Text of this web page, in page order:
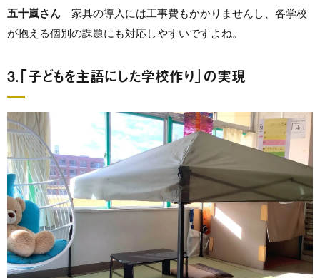
五十嵐さん 家具の導入には工事費もかかりませんし、各学校
が抱える個別の課題にも対応しやすいですよね。
3.「子どもを主語にした学校作り」の実現